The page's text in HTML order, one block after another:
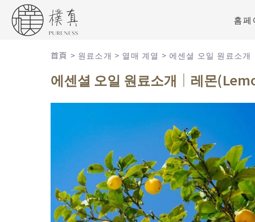
홈페
首頁 > 원료소개 > 열매 계열 > 에센셜 오일 원료소
에센셜 오일 원료소개｜레몬